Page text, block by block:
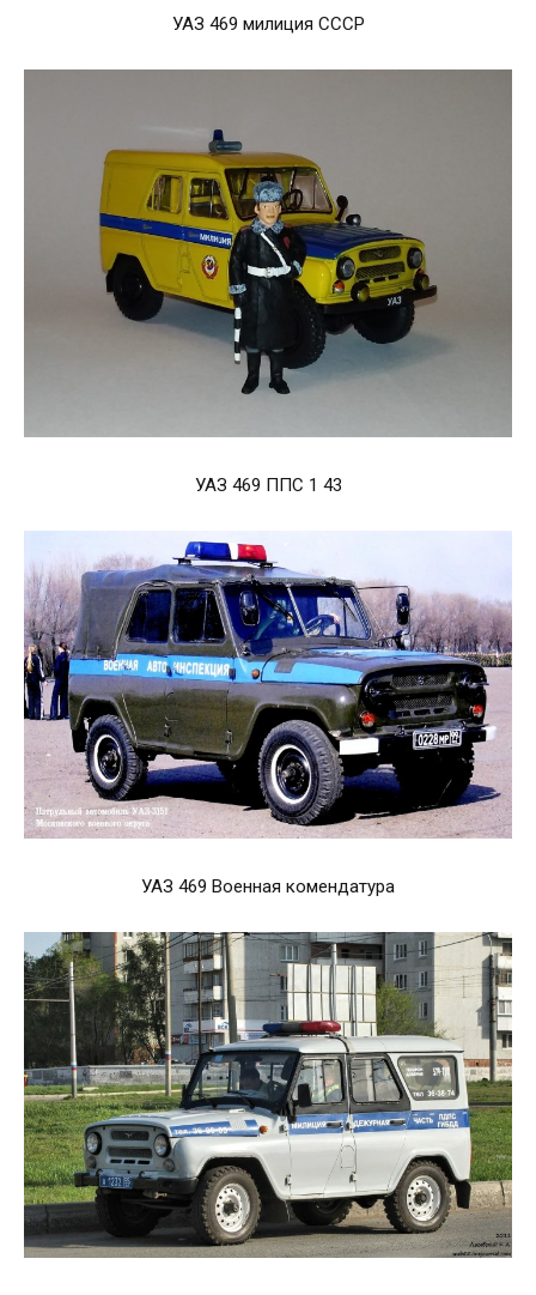
УАЗ 469 милиция СССР
УАЗ 469 ППС 1 43
УАЗ 469 Военная комендатура